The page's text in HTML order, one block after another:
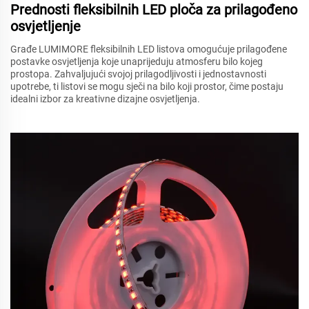
Prednosti fleksibilnih LED ploča za prilagođeno
osvjetljenje
Građe LUMIMORE fleksibilnih LED listova omogućuje prilagođene
postavke osvjetljenja koje unaprijeduju atmosferu bilo kojeg
prostора. Zahvaljujući svojoj prilagodljivosti i jednostavnosti
upotrebe, ti listovi se mogu sječi na bilo koji prostor, čime postaju
idealni izbor za kreativne dizajne osvjetljenja.